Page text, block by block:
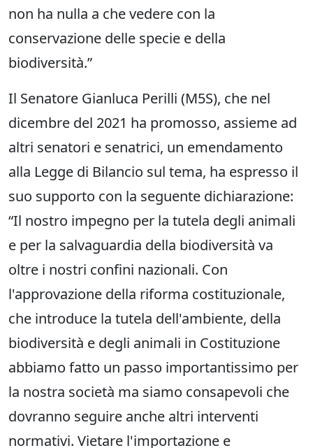
non ha nulla a che vedere con la
conservazione delle specie e della
biodiversità.”
Il Senatore Gianluca Perilli (M5S), che nel
dicembre del 2021 ha promosso, assieme ad
altri senatori e senatrici, un emendamento
alla Legge di Bilancio sul tema, ha espresso il
suo supporto con la seguente dichiarazione:
“Il nostro impegno per la tutela degli animali
e per la salvaguardia della biodiversità va
oltre i nostri confini nazionali. Con
l'approvazione della riforma costituzionale,
che introduce la tutela dell'ambiente, della
biodiversità e degli animali in Costituzione
abbiamo fatto un passo importantissimo per
la nostra società ma siamo consapevoli che
dovranno seguire anche altri interventi
normativi. Vietare l'importazione e